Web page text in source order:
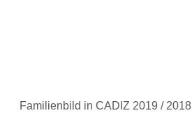
Familienbild in CADIZ 2019 / 2018